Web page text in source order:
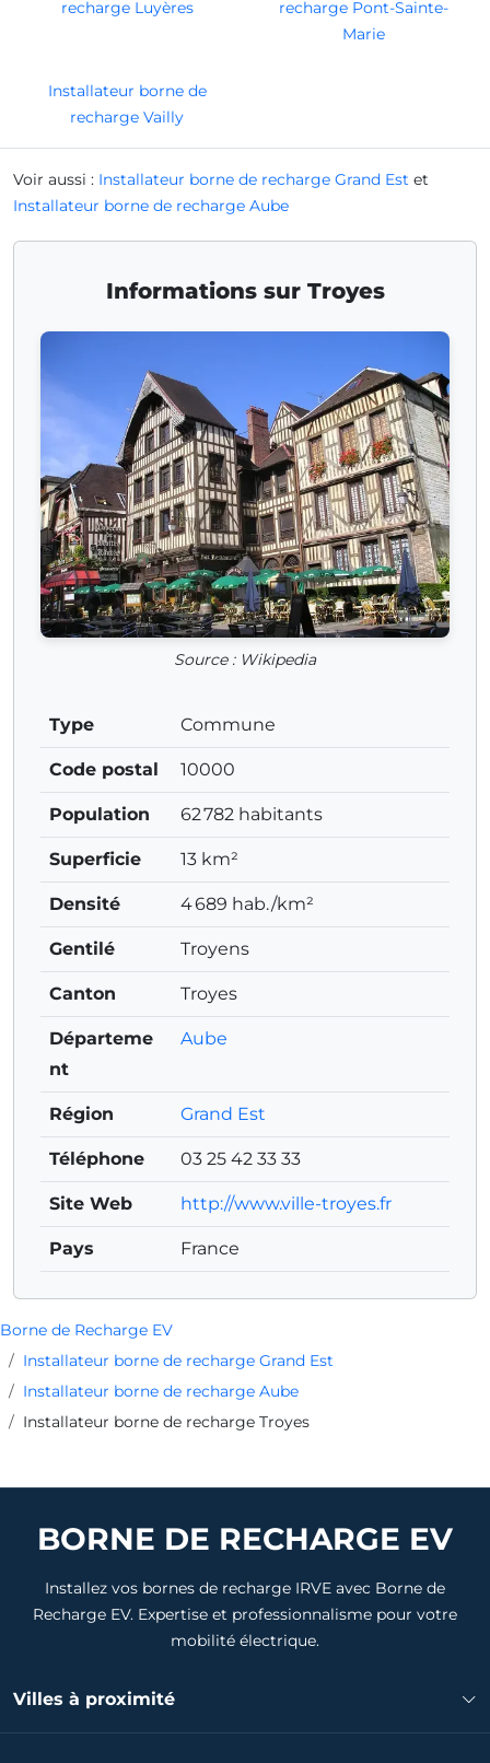
Borne de Recharge EV
Installateur borne de recharge Grand Est
Installateur borne de recharge Aube
Installateur borne de recharge Troyes
recharge Luyères
recharge Pont-Sainte-
Marie
Installateur borne de
recharge Vailly
Voir aussi : Installateur borne de recharge Grand Est et
Installateur borne de recharge Aube
Informations sur Troyes
Source : Wikipedia
Type Commune
Code postal 10000
Population 62 782 habitants
Superficie 13 km²
Densité 4 689 hab./km²
Gentilé Troyens
Canton Troyes
Départeme
nt
Aube
Région Grand Est
Téléphone 03 25 42 33 33
Site Web http://www.ville-troyes.fr
Pays France
BORNE DE RECHARGE EV
Installez vos bornes de recharge IRVE avec Borne de
Recharge EV. Expertise et professionnalisme pour votre
mobilité électrique.
Villes à proximité